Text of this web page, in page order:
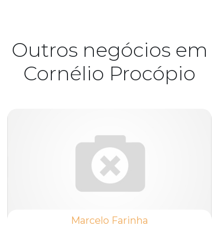
Outros negócios em
Cornélio Procópio
Marcelo Farinha